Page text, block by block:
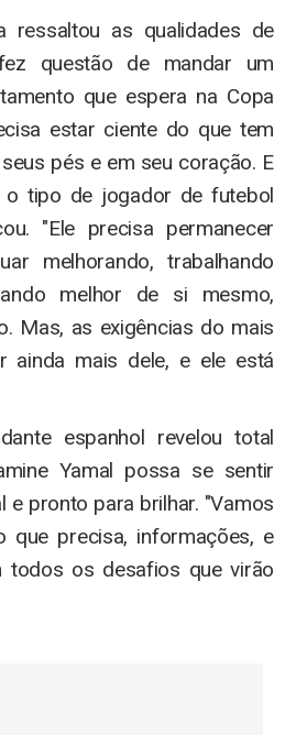
ressaltou as qualidades de
questão de mandar um
que espera na Copa
estar ciente do que tem
pés e em seu coração. E
o tipo de jogador de futebol
"Ele precisa permanecer
melhorando, trabalhando
melhor de si mesmo,
Mas, as exigências do mais
ainda mais dele, e ele está
espanhol revelou total
Yamal possa se sentir
e pronto para brilhar. "Vamos
que precisa, informações, e
todos os desafios que virão